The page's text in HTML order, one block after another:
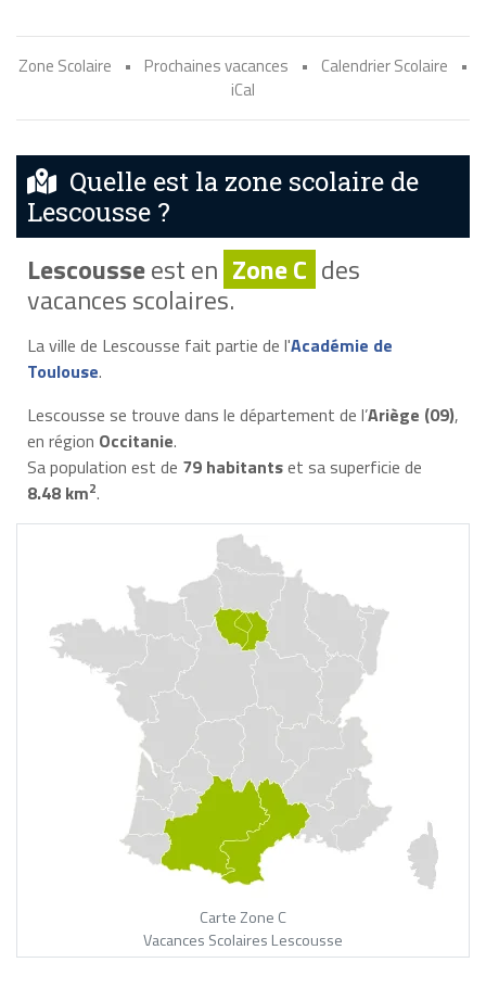
Zone Scolaire • Prochaines vacances • Calendrier Scolaire
•
iCal
Quelle est la zone scolaire de
Lescousse ?
Lescousseest en Zone C des
vacances scolaires.
La ville de Lescousse fait partie de l'Académie de
Toulouse.
Lescousse se trouve dans le département de l’Ariège (09),
en région Occitanie.
Sa population est de 79 habitantset sa superficie de
8.48 km2.
Carte Zone C
Vacances Scolaires Lescousse